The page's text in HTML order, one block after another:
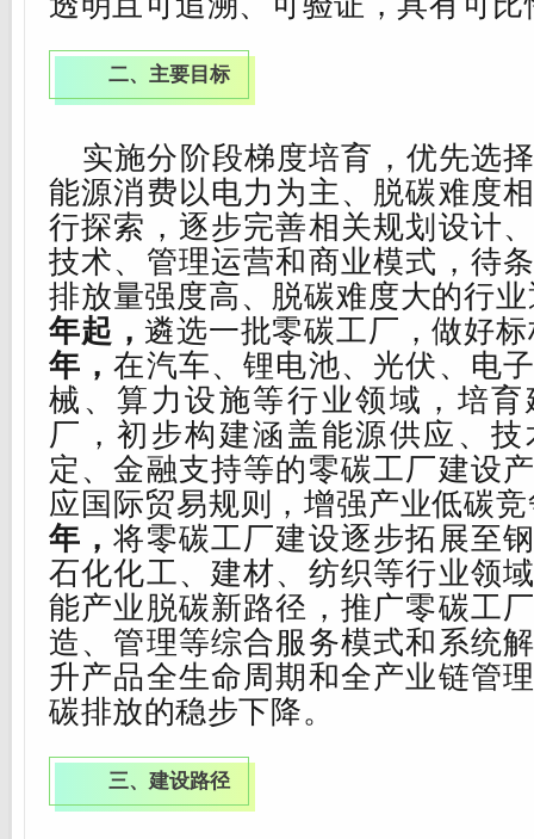
二、主要目标
实施分阶段梯度培育，优先选
能源消费以电力为主、脱碳难度
行探索，逐步完善相关规划设计
技术、管理运营和商业模式，待
排放量强度高、脱碳难度大的行
年起，遴选一批零碳工厂，做好
年，在汽车、锂电池、光伏、电
械、算力设施等行业领域，培
厂，初步构建涵盖能源供应、
定、金融支持等的零碳工厂建设
应国际贸易规则，增强产业低碳
年，将零碳工厂建设逐步拓展至
石化化工、建材、纺织等行业领
能产业脱碳新路径，推广零碳工
造、管理等综合服务模式和系统
升产品全生命周期和全产业链管
碳排放的稳步下降。
三、建设路径